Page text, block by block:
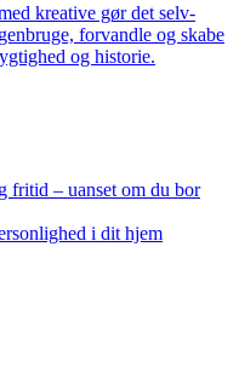
kreative gør det selv-
forvandle og skabe
og historie.
fritid – uanset om du bor
i dit hjem